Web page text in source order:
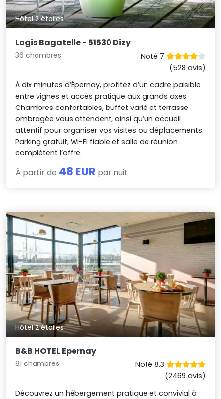
Hôtel 2 étoiles
Logis Bagatelle - 51530 Dizy
36 chambres
Noté 7
(528 avis)
À dix minutes d’Épernay, profitez d’un cadre paisible
entre vignes et accès pratique aux grands axes.
Chambres confortables, buffet varié et terrasse
ombragée vous attendent, ainsi qu’un accueil
attentif pour organiser vos visites ou déplacements.
Parking gratuit, Wi-Fi fiable et salle de réunion
complètent l’offre.
À partir de 48 EUR par nuit
Hôtel 2 étoiles
B&B HOTEL Epernay
81 chambres
Noté 8.3
(2469 avis)
Découvrez un hébergement pratique et convivial à